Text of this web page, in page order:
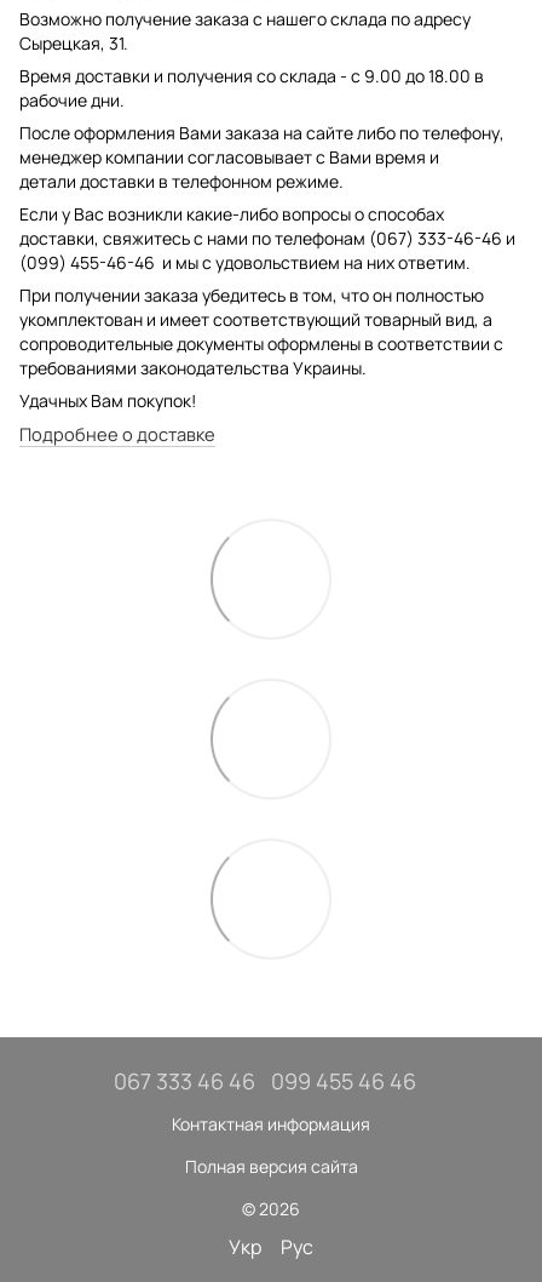
Возможно получение заказа с нашего склада по адресу
Сырецкая, 31.
Время доставки и получения со склада - с 9.00 до 18.00 в
рабочие дни.
После оформления Вами заказа на сайте либо по телефону,
менеджер компании согласовывает с Вами время и
детали доставки в телефонном режиме.
Если у Вас возникли какие-либо вопросы о способах
доставки, свяжитесь с нами по телефонам (067) 333-46-46 и
(099) 455-46-46 и мы с удовольствием на них ответим.
При получении заказа убедитесь в том, что он полностью
укомплектован и имеет соответствующий товарный вид, а
сопроводительные документы оформлены в соответствии с
требованиями законодательства Украины.
Удачных Вам покупок!
Подробнее о доставке
067 333 46 46 099 455 46 46
Контактная информация
Полная версия сайта
© 2026
Укр Рус